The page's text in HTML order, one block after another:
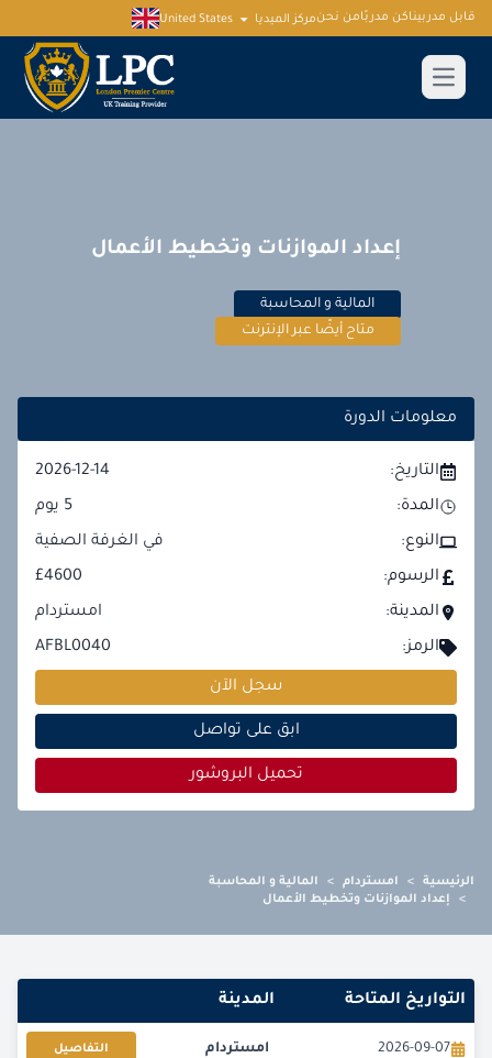
قابل مدربيناكن مدربًامن نحنمركز الميديا United States
إعداد الموازنات وتخطيط الأعمال
المالية و المحاسبة
متاح أيضًا عبر الإنترنت
معلومات الدورة
التاريخ:
2026-12-14
المدة:
5 يوم
النوع:
في الغرفة الصفية
الرسوم:
£4600
المدينة:
امستردام
الرمز:
AFBL0040
سجل الآن
ابق على تواصل
تحميل البروشور
الرئيسية > امستردام >
المالية و المحاسبة
>
إعداد الموازنات وتخطيط الأعمال
التواريخ المتاحة المدينة
2026-09-07 امستردام التفاصيل